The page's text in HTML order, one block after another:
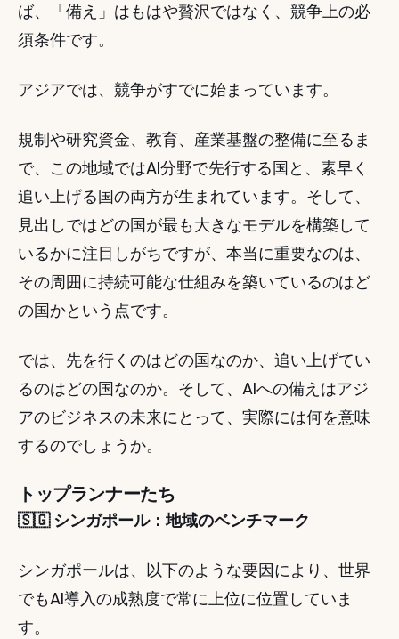
ば、「備え」はもはや贅沢ではなく、競争上の必
須条件です。
アジアでは、競争がすでに始まっています。
規制や研究資金、教育、産業基盤の整備に至るま
で、この地域ではAI分野で先行する国と、素早く
追い上げる国の両方が生まれています。そして、
見出しではどの国が最も大きなモデルを構築して
いるかに注目しがちですが、本当に重要なのは、
その周囲に持続可能な仕組みを築いているのはど
の国かという点です。
では、先を行くのはどの国なのか、追い上げてい
るのはどの国なのか。そして、AIへの備えはアジ
アのビジネスの未来にとって、実際には何を意味
するのでしょうか。
トップランナーたち
🇸🇬 シンガポール：地域のベンチマーク
シンガポールは、以下のような要因により、世界
でもAI導入の成熟度で常に上位に位置していま
す。